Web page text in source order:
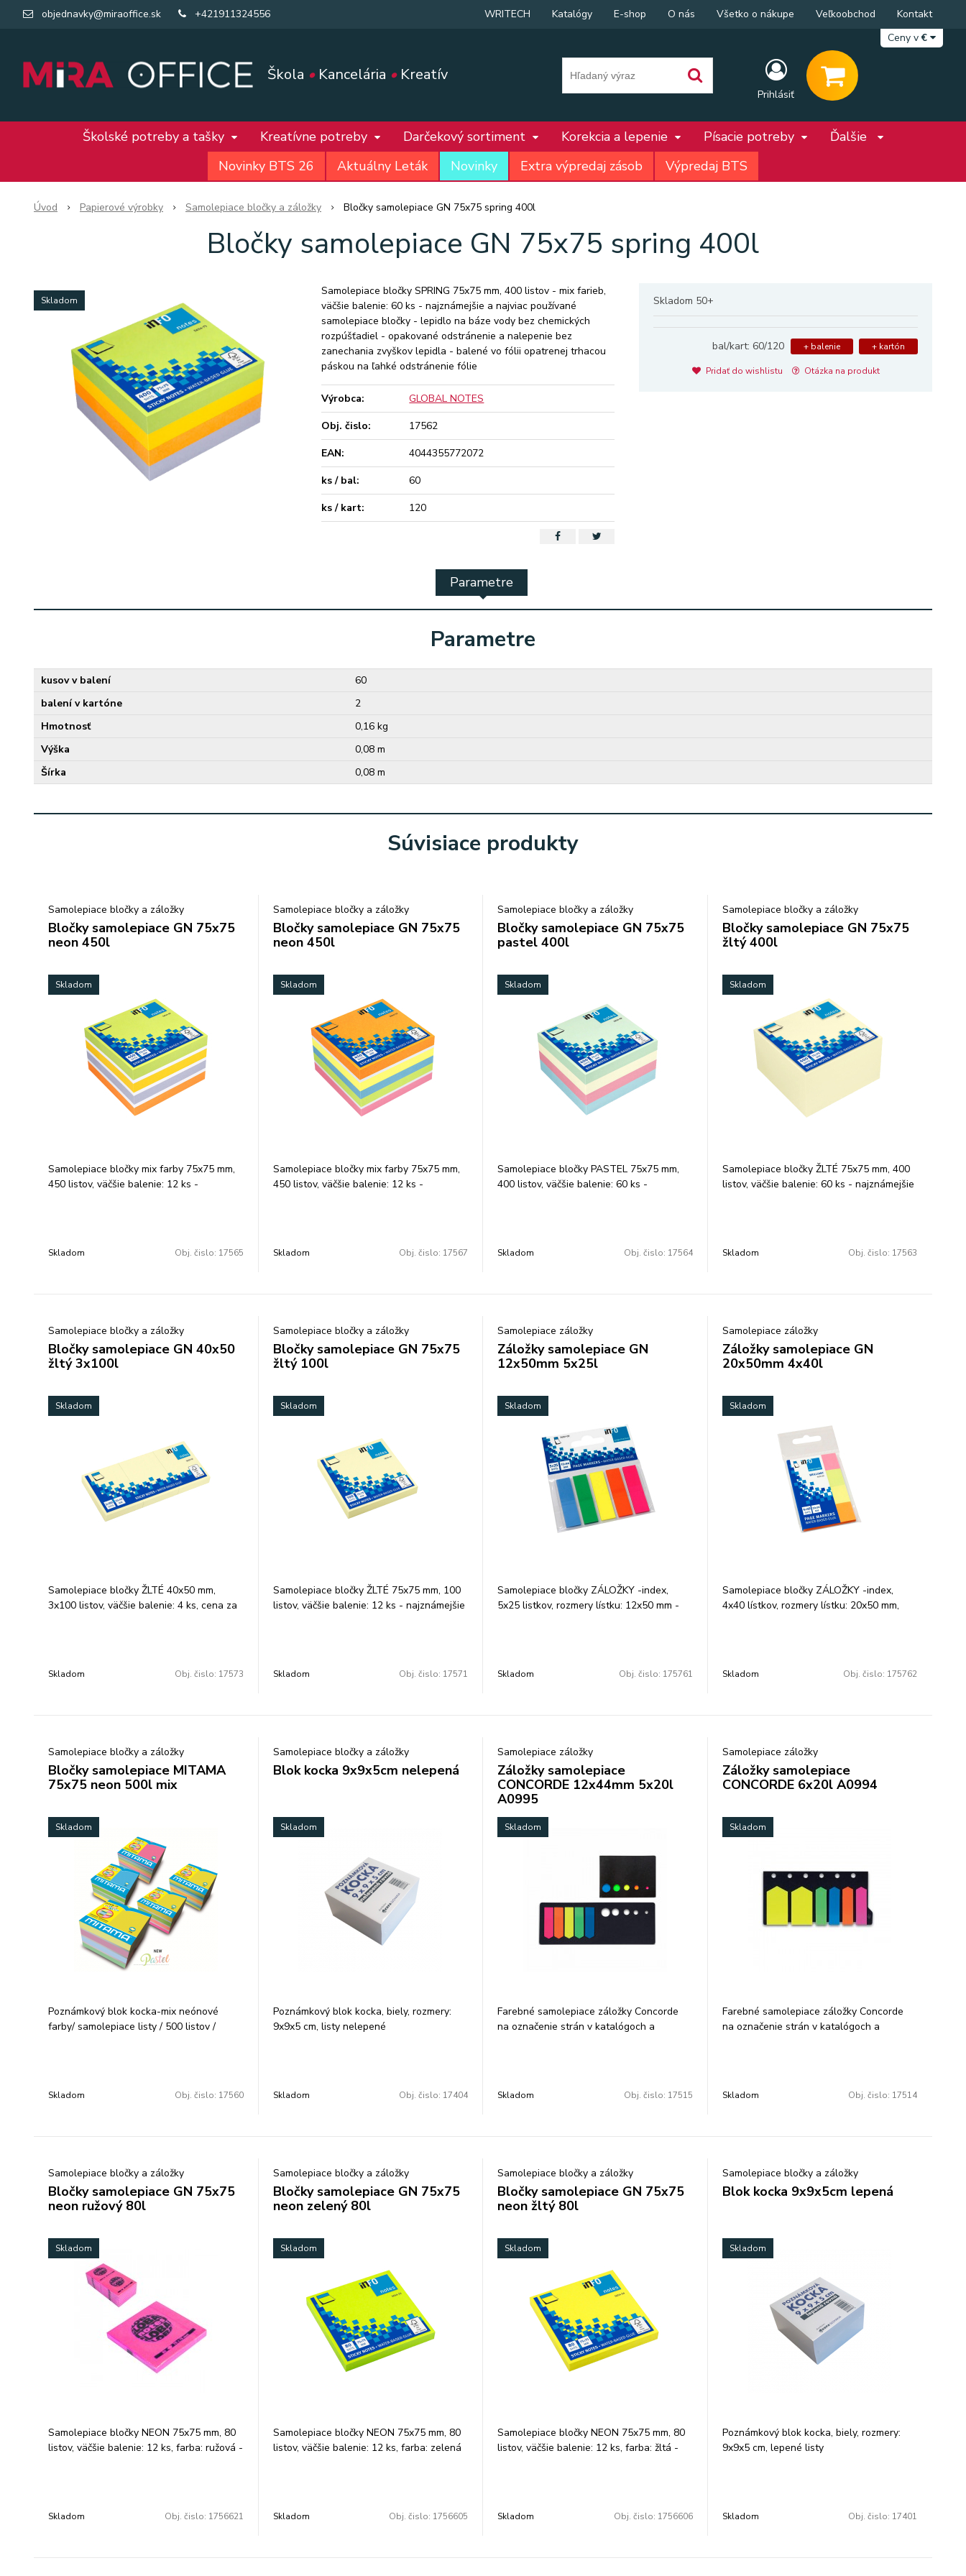
Škola •Kancelária •Kreatív
objednavky@miraoffice.sk +421911324556
Prihlásiť
WRITECH Katalógy E-shop O nás Všetko o nákupe Veľkoobchod
Kontakt
Ceny v€
Školské potreby a tašky Kreatívne potreby Darčekový sortiment Korekcia a lepenie Písacie potreby
Ďalšie
Novinky BTS 26
Aktuálny Leták Novinky Extra výpredaj zásob Výpredaj BTS
Úvod Papierové výrobky Samolepiace bločky a záložky Bločky samolepiace GN 75x75 spring 400l
Bločky samolepiace GN 75x75 spring 400l
Skladom Skladom 50+
bal/kart: 60/120 + balenie + kartón
Pridať do wishlistu Otázka na produkt
Samolepiace bločky SPRING 75x75 mm, 400 listov - mix farieb,
väčšie balenie: 60 ks - najznámejšie a najviac používané
samolepiace bločky - lepidlo na báze vody bez chemických
rozpúšťadiel - opakované odstránenie a nalepenie bez
zanechania zvyškov lepidla - balené vo fólii opatrenej trhacou
páskou na ľahké odstránenie fólie
Výrobca:
GLOBAL NOTES
Obj. čislo:
17562
EAN:
4044355772072
ks / bal:
60
ks / kart:
120
Parametre
Parametre
kusov v balení
60
balení v kartóne
2
Hmotnosť
0,16 kg
Výška
0,08 m
Šírka
0,08 m
Súvisiace produkty
Samolepiace bločky a záložky
Bločky samolepiace GN 75x75
neon 450l
Skladom
Samolepiace bločky mix farby 75x75 mm,
450 listov, väčšie balenie: 12 ks -
zvyškov lepidla - balené vo fólii opatrenej
Skladom Obj. čislo: 17565
Samolepiace bločky a záložky
Bločky samolepiace GN 75x75
neon 450l
Skladom
Samolepiace bločky mix farby 75x75 mm,
450 listov, väčšie balenie: 12 ks -
zvyškov lepidla - balené vo fólii opatrenej
Skladom Obj. čislo: 17567
Samolepiace bločky a záložky
Bločky samolepiace GN 75x75
pastel 400l
Skladom
Samolepiace bločky PASTEL 75x75 mm,
400 listov, väčšie balenie: 60 ks -
zvyškov lepidla - balené vo fólii opatrenej
Skladom Obj. čislo: 17564
Samolepiace bločky a záložky
Bločky samolepiace GN 75x75
žltý 400l
Skladom
Samolepiace bločky ŽLTÉ 75x75 mm, 400
listov, väčšie balenie: 60 ks - najznámejšie
- balené vo fólii opatrenej trhacou páskou
Skladom Obj. čislo: 17563
Samolepiace bločky a záložky
Bločky samolepiace GN 40x50
žltý 3x100l
Skladom
Samolepiace bločky ŽLTÉ 40x50 mm,
3x100 listov, väčšie balenie: 4 ks, cena za
zanechania zvyškov lepidla - balené vo
Skladom Obj. čislo: 17573
Samolepiace bločky a záložky
Bločky samolepiace GN 75x75
žltý 100l
Skladom
Samolepiace bločky ŽLTÉ 75x75 mm, 100
listov, väčšie balenie: 12 ks - najznámejšie
- balené vo fólii opatrenej trhacou páskou
Skladom Obj. čislo: 17571
Samolepiace záložky
Záložky samolepiace GN
12x50mm 5x25l
Skladom
Samolepiace bločky ZÁLOŽKY -index,
5x25 listkov, rozmery lístku: 12x50 mm -
odstránenie a nalepenie bez zanechania
Skladom Obj. čislo: 175761
Samolepiace záložky
Záložky samolepiace GN
20x50mm 4x40l
Skladom
Samolepiace bločky ZÁLOŽKY -index,
4x40 lístkov, rozmery lístku: 20x50 mm,
a papiera - opakované odstránenie a
Skladom Obj. čislo: 175762
Samolepiace bločky a záložky
Bločky samolepiace MITAMA
75x75 neon 500l mix
Skladom
Poznámkový blok kocka-mix neónové
farby/ samolepiace listy / 500 listov /
Skladom Obj. čislo: 17560
Samolepiace bločky a záložky
Blok kocka 9x9x5cm nelepená
Skladom
Poznámkový blok kocka, biely, rozmery:
9x9x5 cm, listy nelepené
Skladom Obj. čislo: 17404
Samolepiace záložky
Záložky samolepiace
CONCORDE 12x44mm 5x20l
A0995
Skladom
Farebné samolepiace záložky Concorde
na označenie strán v katalógoch a
Skladom Obj. čislo: 17515
Samolepiace záložky
Záložky samolepiace
CONCORDE 6x20l A0994
Skladom
Farebné samolepiace záložky Concorde
na označenie strán v katalógoch a
Skladom Obj. čislo: 17514
Samolepiace bločky a záložky
Bločky samolepiace GN 75x75
neon ružový 80l
Skladom
Samolepiace bločky NEON 75x75 mm, 80
listov, väčšie balenie: 12 ks, farba: ružová -
zvyškov lepidla - balené vo fólii opatrenej
Skladom Obj. čislo: 1756621
Samolepiace bločky a záložky
Bločky samolepiace GN 75x75
neon zelený 80l
Skladom
Samolepiace bločky NEON 75x75 mm, 80
listov, väčšie balenie: 12 ks, farba: zelená
zvyškov lepidla - balené vo fólii opatrenej
Skladom Obj. čislo: 1756605
Samolepiace bločky a záložky
Bločky samolepiace GN 75x75
neon žltý 80l
Skladom
Samolepiace bločky NEON 75x75 mm, 80
listov, väčšie balenie: 12 ks, farba: žltá -
zvyškov lepidla - balené vo fólii opatrenej
Skladom Obj. čislo: 1756606
Samolepiace bločky a záložky
Blok kocka 9x9x5cm lepená
Skladom
Poznámkový blok kocka, biely, rozmery:
9x9x5 cm, lepené listy
Skladom Obj. čislo: 17401